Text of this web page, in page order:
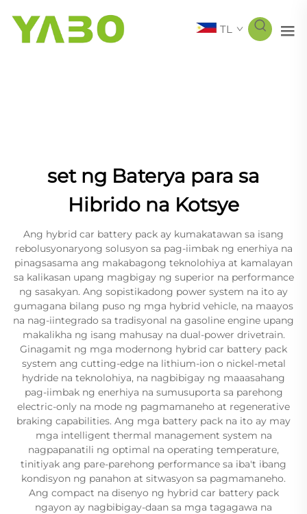
TL
set ng Baterya para sa
Hibrido na Kotsye
Ang hybrid car battery pack ay kumakatawan sa isang
rebolusyonaryong solusyon sa pag-iimbak ng enerhiya na
pinagsasama ang makabagong teknolohiya at kamalayan
sa kalikasan upang magbigay ng superior na performance
ng sasakyan. Ang sopistikadong power system na ito ay
gumagana bilang puso ng mga hybrid vehicle, na maayos
na nag-iintegrado sa tradisyonal na gasoline engine upang
makalikha ng isang mahusay na dual-power drivetrain.
Ginagamit ng mga modernong hybrid car battery pack
system ang cutting-edge na lithium-ion o nickel-metal
hydride na teknolohiya, na nagbibigay ng maaasahang
pag-iimbak ng enerhiya na sumusuporta sa parehong
electric-only na mode ng pagmamaneho at regenerative
braking capabilities. Ang mga battery pack na ito ay may
mga intelligent thermal management system na
nagpapanatili ng optimal na operating temperature,
tinitiyak ang pare-parehong performance sa iba't ibang
kondisyon ng panahon at sitwasyon sa pagmamaneho.
Ang compact na disenyo ng hybrid car battery pack
ngayon ay nagbibigay-daan sa mga tagagawa na